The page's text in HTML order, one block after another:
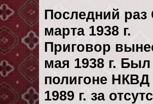
Последний
марта 1938 г.
Приговор
мая 1938 г.
полигоне НКВД
1989 г. за